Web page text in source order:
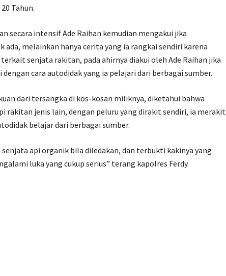
Tahun.
secara intensif Ade Raihan kemudian mengakui jika
ada, melainkan hanya cerita yang ia rangkai sendiri karena
senjata rakitan, pada ahirnya diakui oleh Ade Raihan jika
cara autodidak yang ia pelajari dari berbagai sumber.
dari tersangka di kos-kosan miliknya, diketahui bahwa
rakitan jenis lain, dengan peluru yang dirakit sendiri, ia merakit
belajar dari berbagai sumber.
senjata api organik bila diledakan, dan terbukti kakinya yang
luka yang cukup serius” terang kapolres Ferdy.